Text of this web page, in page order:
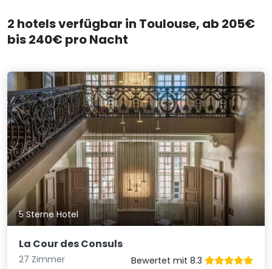
2 hotels verfügbar in Toulouse, ab 205€
bis 240€ pro Nacht
5 Sterne Hotel
La Cour des Consuls
27 Zimmer
Bewertet mit 8.3